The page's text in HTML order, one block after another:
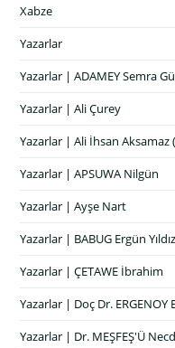
Xabze
Yazarlar
Yazarlar | ADAMEY Semra
Yazarlar | Ali Çurey
Yazarlar | Ali İhsan Aksamaz
Yazarlar | APSUWA Nilgün
Yazarlar | Ayşe Nart
Yazarlar | BABUG Ergün Yıldız
Yazarlar | ÇETAWE İbrahim
Yazarlar | Doç Dr. ERGENOY
Yazarlar | Dr. MEŞFEŞ'Ü